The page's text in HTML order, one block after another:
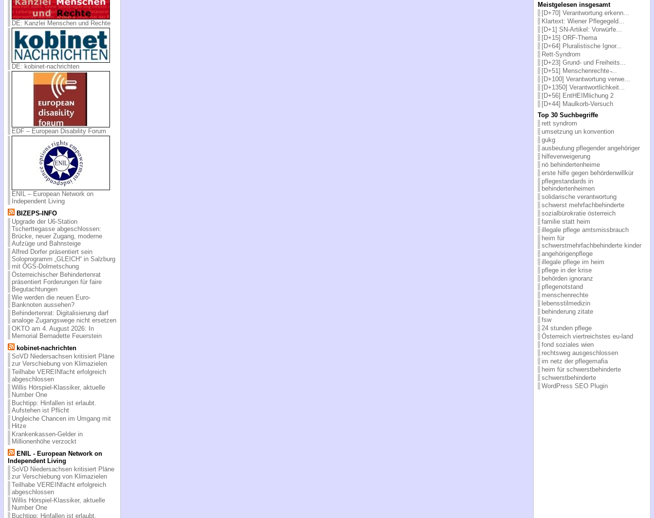
DE: Kanzlei Menschen und Rechte
DE: kobinet-nachrichten
EDF – European Disability Forum
ENIL – European Network on
Independent Living
BIZEPS-INFO
Upgrade der U6-Station
Tscherttegasse abgeschlossen:
Brücke, neuer Zugang, moderne
Aufzüge und Bahnsteige
Alfred Dorfer präsentiert sein
Soloprogramm „GLEICH“ in Salzburg
mit ÖGS-Dolmetschung
Österreichischer Behindertenrat
präsentiert Forderungen für faire
Begutachtungen
Wie werden die neuen Euro-
Banknoten aussehen?
Behindertenrat: Digitalisierung darf
analoge Zugangswege nicht ersetzen
OKTO am 4. August 2026: In
Memorial Bernadette Feuerstein
kobinet-nachrichten
SoVD Niedersachsen kritisiert Pläne
zur Verschiebung von Klimazielen
Teilhabe VEREINfacht erfolgreich
abgeschlossen
Willis Hörspiel-Klassiker, aktuelle
Number One
Buchtipp: Hinfallen ist erlaubt.
Aufstehen ist Pflicht
Ungleiche Chancen im Umgang mit
Hitze
Krankenkassen-Gelder in
Millionenhöhe verzockt
ENIL - European Network on
Independent Living
SoVD Niedersachsen kritisiert Pläne
zur Verschiebung von Klimazielen
Teilhabe VEREINfacht erfolgreich
abgeschlossen
Willis Hörspiel-Klassiker, aktuelle
Number One
Buchtipp: Hinfallen ist erlaubt.
Meistgelesen insgesamt
[D+70] Verantwortung erkenn...
Klartext: Wiener Pflegegeld...
[D+1] SN-Artikel: Vorwürfe...
[D+15] ORF-Thema
[D+64] Pluralistische Ignor...
Rett-Syndrom
[D+23] Grund- und Freiheits...
[D+51] Menschenrechte ̵...
[D+100] Verantwortung verwe...
[D+1350] Verantwortlichkeit...
[D+56] EntHEIMlichung 2
[D+44] Maulkorb-Versuch
Top 30 Suchbegriffe
rett syndrom
umsetzung un konvention
gukg
ausbeutung pflegender angehöriger
hilfeverweigerung
nö behindertenheime
erste hilfe gegen behördenwillkür
pflegestandards in
behindertenheimen
solidarische verantwortung
schwerst mehrfachbehinderte
sozialbürokratie österreich
familie statt heim
illegale pflege amtsmissbrauch
heim für
schwerstmehrfachbehinderte kinder
angehörigenpflege
illegale pflege im heim
pflege in der krise
behörden ignoranz
pflegenotstand
menschenrechte
lebensstilmedizin
behinderung zitate
fsw
24 stunden pflege
Österreich viertreichstes eu-land
fond soziales wien
rechtsweg ausgeschlossen
im netz der pflegemafia
heim für schwerstbehinderte
schwerstbehinderte
WordPress SEO Plugin